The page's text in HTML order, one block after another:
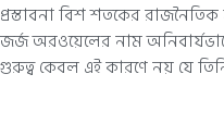
প্রস্তাবনা বিশ শতকের
জর্জ অরওয়েলের নাম
গুরুত্ব কেবল এই কারণে নয় যে তিনি